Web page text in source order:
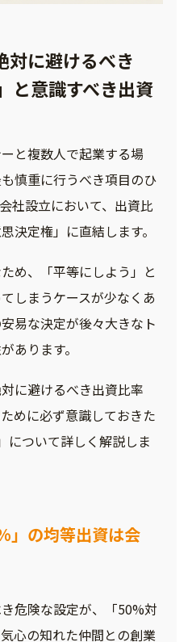
対に避けるべき
と意識すべき出資
と複数人で起業する場
慎重に行うべき項目のひ
社設立において、出資比
決定権」に直結します。
め、「平等にしよう」と
しまうケースが少なくあ
易な決定が後々大きなト
あります。
に避けるべき出資比率
めに必ず意識しておきた
について詳しく解説しま
」の均等出資は会
危険な設定が、「50%対
心の知れた仲間との創業